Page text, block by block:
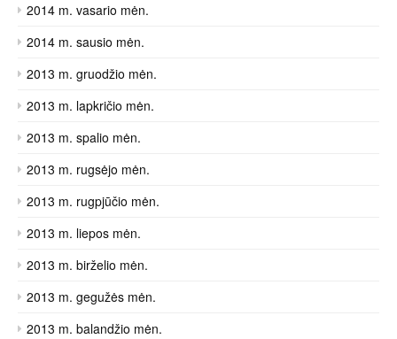
2014 m. vasario mėn.
2014 m. sausio mėn.
2013 m. gruodžio mėn.
2013 m. lapkričio mėn.
2013 m. spalio mėn.
2013 m. rugsėjo mėn.
2013 m. rugpjūčio mėn.
2013 m. liepos mėn.
2013 m. birželio mėn.
2013 m. gegužės mėn.
2013 m. balandžio mėn.